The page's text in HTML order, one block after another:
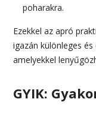
poharakra.
Ezekkel az apró
igazán különleges
amelyekkel
GYIK: